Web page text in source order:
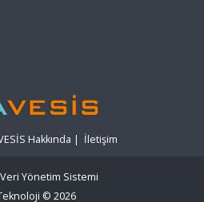
Hakkında | İletişim
Yönetim Sistemi
© 2026